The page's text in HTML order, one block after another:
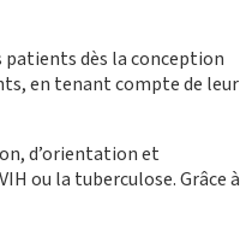
dès la conception
en tenant compte de leur
d’orientation et
ou la tuberculose. Grâce à